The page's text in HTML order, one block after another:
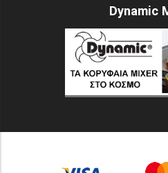
Dynamic